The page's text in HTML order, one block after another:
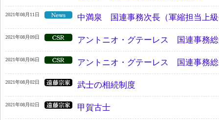
2021年08月11日 中満泉 国連事務次長（軍縮担当上
2021年08月09日 アントニオ・グテーレス 国連事務
2021年08月06日 アントニオ・グテーレス 国連事務
2021年08月02日 武士の相続制度
2021年08月02日 甲賀古士